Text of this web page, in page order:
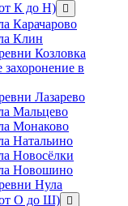
К до Н) открыть
меню
Карачарово
Клин
Козловка
в
Лазарево
Мальцево
Монаково
Натальино
Новосёлки
Новошино
Нула
О до Ш) открыть